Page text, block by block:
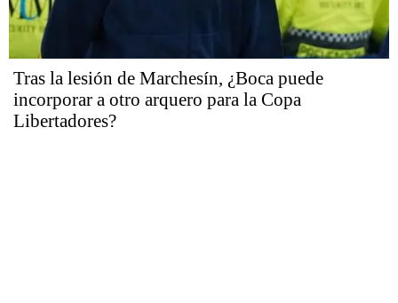
Tras la lesión de Marchesín, ¿Boca puede
incorporar a otro arquero para la Copa
Libertadores?